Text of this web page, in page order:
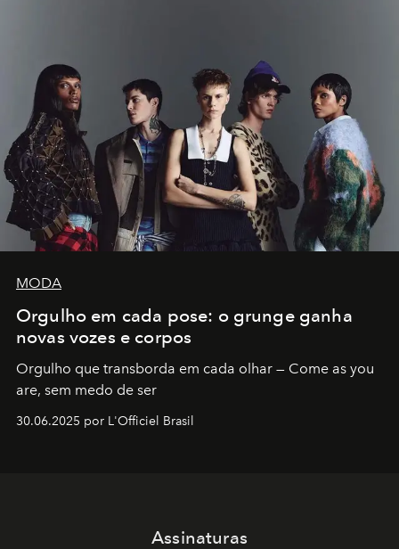
MODA
Orgulho em cada pose: o grunge ganha
novas vozes e corpos
Orgulho que transborda em cada olhar — Come as you
are, sem medo de ser
30.06.2025 por L'Officiel Brasil
Assinaturas